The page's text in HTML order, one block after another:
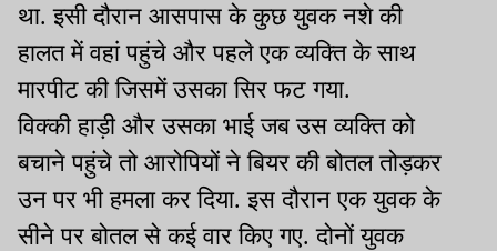
था. इसी दौरान आसपास के कुछ युवक नशे की
हालत में वहां पहुंचे और पहले एक व्यक्ति के साथ
मारपीट की जिसमें उसका सिर फट गया.
विक्की हाड़ी और उसका भाई जब उस व्यक्ति को
बचाने पहुंचे तो आरोपियों ने बियर की बोतल तोड़कर
उन पर भी हमला कर दिया. इस दौरान एक युवक के
सीने पर बोतल से कई वार किए गए. दोनों युवक